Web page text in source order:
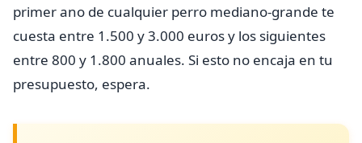
primer ano de cualquier perro mediano-grande te
cuesta entre 1.500 y 3.000 euros y los siguientes
entre 800 y 1.800 anuales. Si esto no encaja en tu
presupuesto, espera.